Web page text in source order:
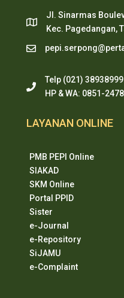
Jl. Sinarmas
Kec. Pagedangan,
Telp (021) 38938999
HP & WA: 0851-
LAYANAN ONLINE
PMB PEPI Online
SIAKAD
SKM Online
Portal PPID
Sister
e-Journal
e-Repository
SiJAMU
e-Complaint